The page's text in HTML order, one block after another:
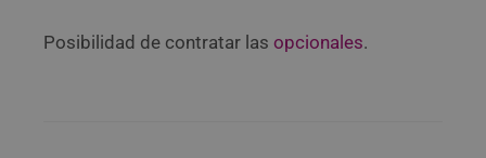
Posibilidad de contratar las opcionales.